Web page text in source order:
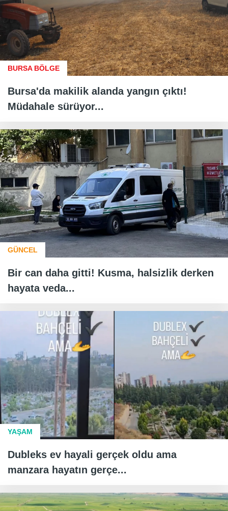
BURSA BÖLGE
Bursa'da makilik alanda yangın çıktı!
Müdahale sürüyor...
GÜNCEL
Bir can daha gitti! Kusma, halsizlik derken
hayata veda...
YAŞAM
Dubleks ev hayali gerçek oldu ama
manzara hayatın gerçe...